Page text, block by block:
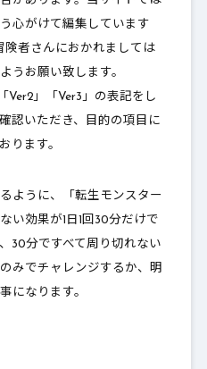
ーン⇒ゴールデンディス
ーモン⇒クイーンモーモ
ト⇒レッドアーチャー
ンロード⇒ガメゴンレジ
心がけて編集しています
険者さんにおかれましては
うお願い致します。
Ver2」「Ver3」の表記をし
認いただき、目的の項目に
ります。
ように、「転生モンスター
い効果が1日1回30分だけで
30分ですべて周り切れない
みでチャレンジするか、明
になります。